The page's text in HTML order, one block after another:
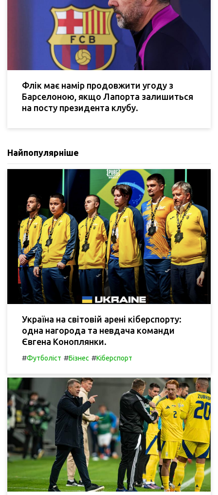
Флік має намір продовжити угоду з
Барселоною, якщо Лапорта залишиться
на посту президента клубу.
Найпопулярніше
Україна на світовій арені кіберспорту:
одна нагорода та невдача команди
Євгена Коноплянки.
#Футболіст #Бізнес #Кіберспорт